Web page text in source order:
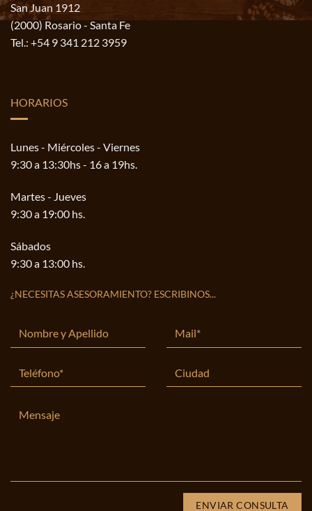
San Juan 1912
(2000) Rosario - Santa Fe
Tel.: +54 9 341 212 3959
HORARIOS
Lunes - Miércoles - Viernes
9:30 a 13:30hs - 16 a 19hs.
Martes - Jueves
9:30 a 19:00 hs.
Sábados
9:30 a 13:00 hs.
¿NECESITAS ASESORAMIENTO? ESCRIBINOS...